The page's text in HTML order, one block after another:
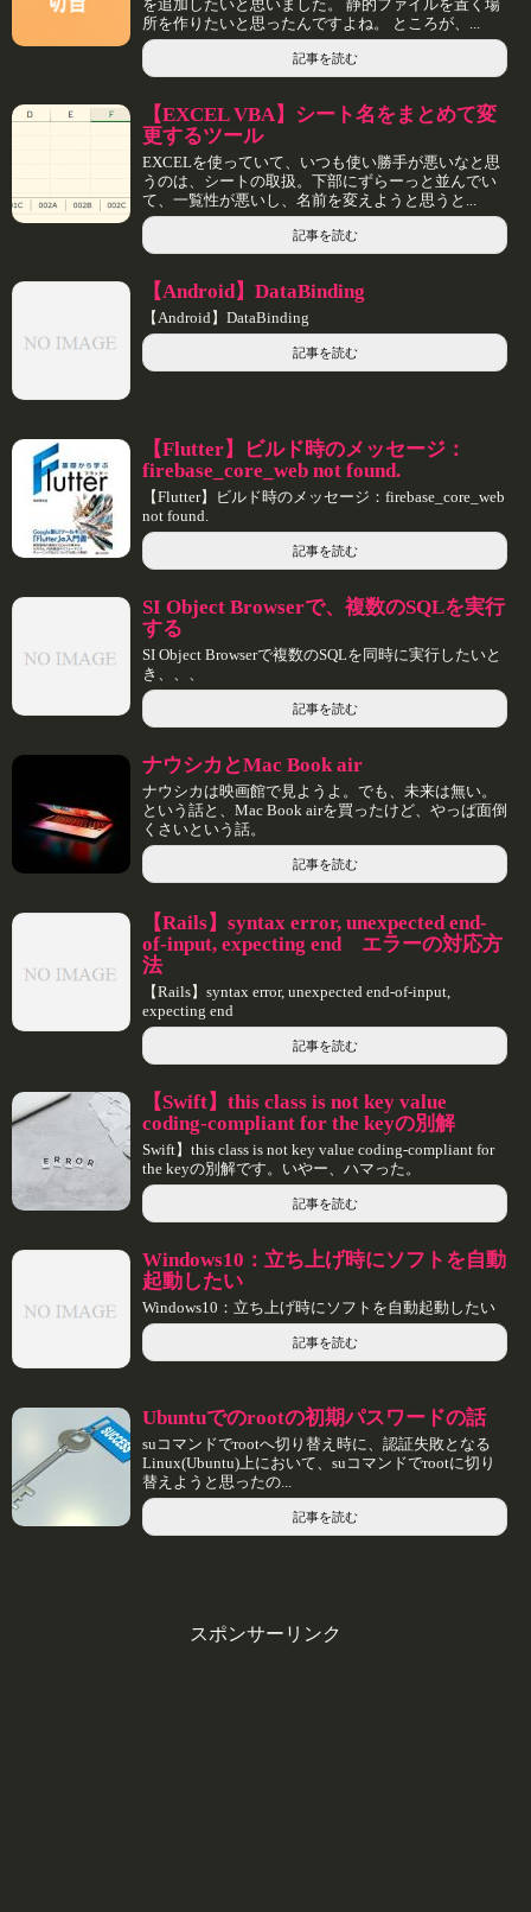
を追加したいと思いました。 静的ファイルを置く場
所を作りたいと思ったんですよね。 ところが、...
記事を読む
【EXCEL VBA】シート名をまとめて変
更するツール
EXCELを使っていて、いつも使い勝手が悪いなと思
うのは、シートの取扱。下部にずらーっと並んでい
て、一覧性が悪いし、名前を変えようと思うと...
記事を読む
【Android】DataBinding
【Android】DataBinding
記事を読む
【Flutter】ビルド時のメッセージ：
firebase_core_web not found.
【Flutter】ビルド時のメッセージ：firebase_core_web
not found.
記事を読む
SI Object Browserで、複数のSQLを実行
する
SI Object Browserで複数のSQLを同時に実行したいと
き、、、
記事を読む
ナウシカとMac Book air
ナウシカは映画館で見ようよ。でも、未来は無い。
という話と、Mac Book airを買ったけど、やっぱ面倒
くさいという話。
記事を読む
【Rails】syntax error, unexpected end-
of-input, expecting end エラーの対応方
法
【Rails】syntax error, unexpected end-of-input,
expecting end
記事を読む
【Swift】this class is not key value
coding-compliant for the keyの別解
Swift】this class is not key value coding-compliant for
the keyの別解です。いやー、ハマった。
記事を読む
Windows10：立ち上げ時にソフトを自動
起動したい
Windows10：立ち上げ時にソフトを自動起動したい
記事を読む
Ubuntuでのrootの初期パスワードの話
suコマンドでrootへ切り替え時に、認証失敗となる
Linux(Ubuntu)上において、suコマンドでrootに切り
替えようと思ったの...
記事を読む
スポンサーリンク